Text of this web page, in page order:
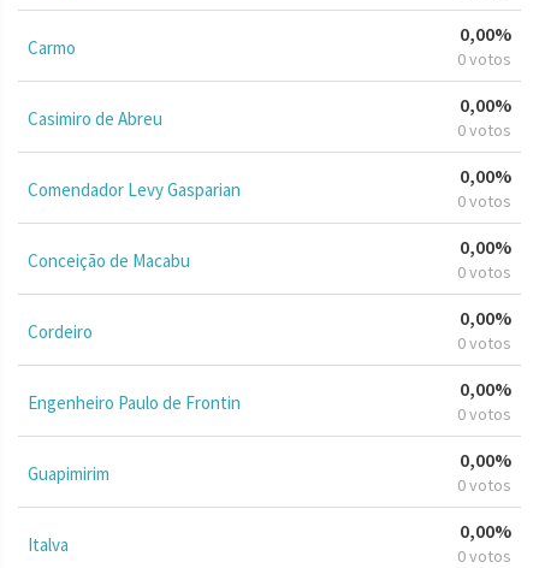
Carmo
0,00%
0 votos
Casimiro de Abreu
0,00%
0 votos
Comendador Levy Gasparian
0,00%
0 votos
Conceição de Macabu
0,00%
0 votos
Cordeiro
0,00%
0 votos
Engenheiro Paulo de Frontin
0,00%
0 votos
Guapimirim
0,00%
0 votos
Italva
0,00%
0 votos